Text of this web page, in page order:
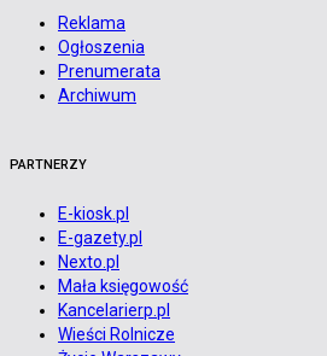
Reklama
Ogłoszenia
Prenumerata
Archiwum
PARTNERZY
E-kiosk.pl
E-gazety.pl
Nexto.pl
Mała księgowość
Kancelarierp.pl
Wieści Rolnicze